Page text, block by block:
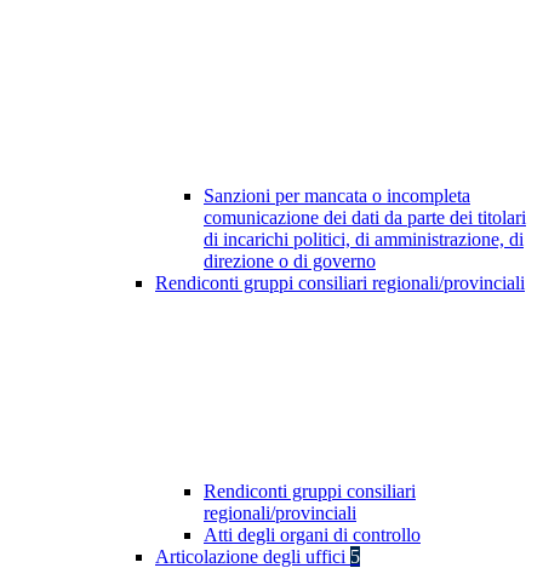
Sanzioni per mancata o incompleta
comunicazione dei dati da parte dei titolari
di incarichi politici, di amministrazione, di
direzione o di governo
Rendiconti gruppi consiliari regionali/provinciali
Rendiconti gruppi consiliari
regionali/provinciali
Atti degli organi di controllo
Articolazione degli uffici 5